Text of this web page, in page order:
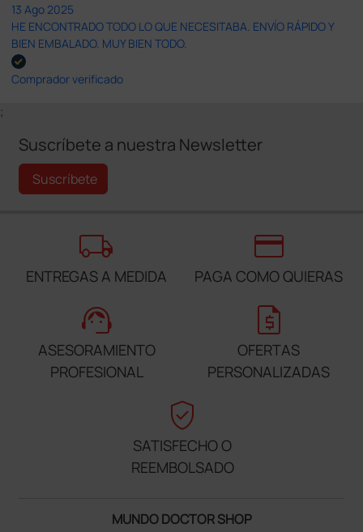
13 Ago 2025
HE ENCONTRADO TODO LO QUE NECESITABA. ENVÍO RÁPIDO Y
BIEN EMBALADO. MUY BIEN TODO.
Comprador verificado
;
Suscríbete a nuestra Newsletter
Suscríbete
local_shipping
ENTREGAS A MEDIDA
credit_card
PAGA COMO QUIERAS
support_agent
ASESORAMIENTO
PROFESIONAL
request_quote
OFERTAS
PERSONALIZADAS
verified_user
SATISFECHO O
REEMBOLSADO
MUNDO DOCTOR SHOP